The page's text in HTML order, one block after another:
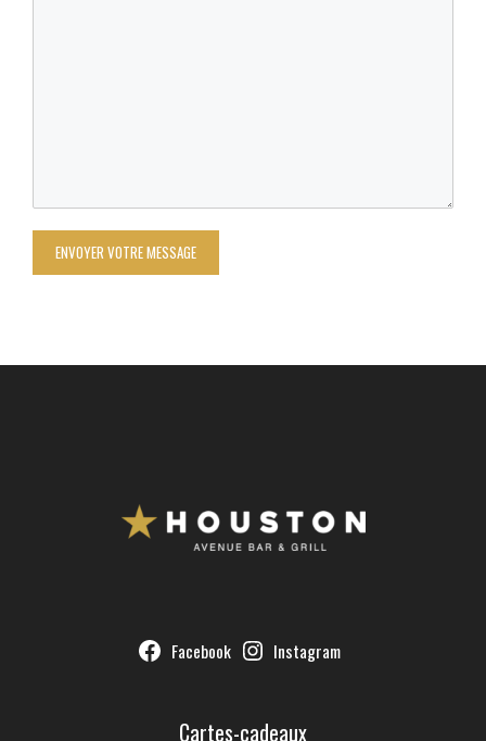
Facebook Instagram
Cartes-cadeaux